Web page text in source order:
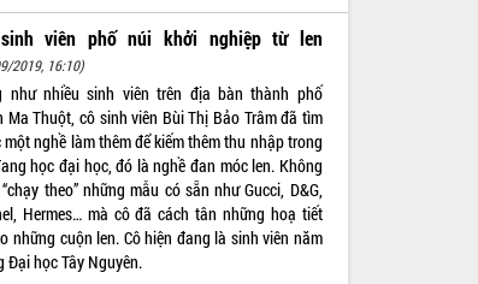
viên phố núi khởi nghiệp từ len
2019, 16:10)
như nhiều sinh viên trên địa bàn thành phố
Ma Thuột, cô sinh viên Bùi Thị Bảo Trâm đã tìm
một nghề làm thêm để kiếm thêm thu nhập trong
học đại học, đó là nghề đan móc len. Không
theo” những mẫu có sẵn như Gucci, D&G,
Hermes… mà cô đã cách tân những hoạ tiết
những cuộn len. Cô hiện đang là sinh viên năm
Đại học Tây Nguyên.